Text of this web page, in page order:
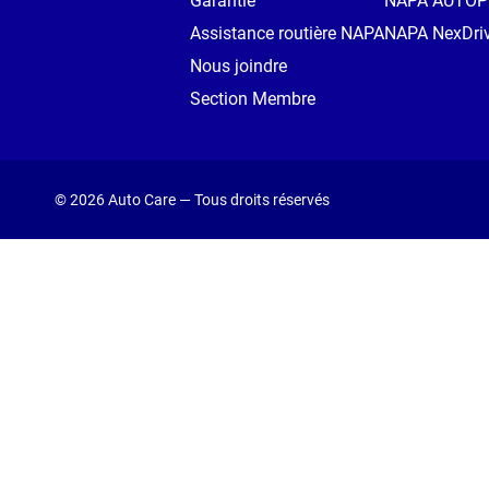
Assistance routière NAPA
Nous joindre
Section Membre
NAPA
© 2026 Auto Care — Tous droits réservés